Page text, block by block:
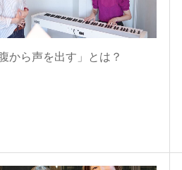
腹から声を出す」とは？